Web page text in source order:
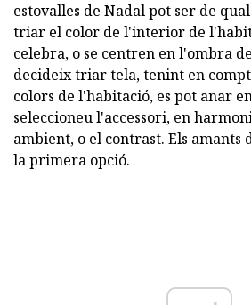
estovalles de Nadal pot ser de
triar el color de l'interior de
celebra, o se centren en l'ombra
decideix triar tela, tenint en
colors de l'habitació, es pot anar
seleccioneu l'accessori, en
ambient, o el contrast. Els amants
la primera opció.